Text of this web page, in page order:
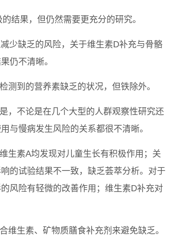
结果，但仍然需要更充分的研究。
少缺乏的风险，关于维生素D补充与骨骼
仍不清晰。
测到的营养素缺乏的状况，但铁除外。
，不论是在几个大型的人群观察性研究还
与慢病发生风险的关系都很不清晰。
生素A均发现对儿童生长有积极作用；关
的试验结果不一致，缺乏荟萃分析。对于
风险有轻微的改善作用；维生素D补充对
维生素、矿物质膳食补充剂来避免缺乏。